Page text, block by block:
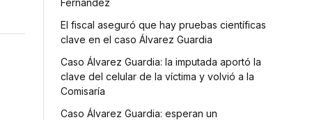
El fiscal aseguró que hay pruebas científicas
clave en el caso Álvarez Guardia
Caso Álvarez Guardia: la imputada aportó la
clave del celular de la víctima y volvió a la
Comisaría
Caso Álvarez Guardia: esperan un